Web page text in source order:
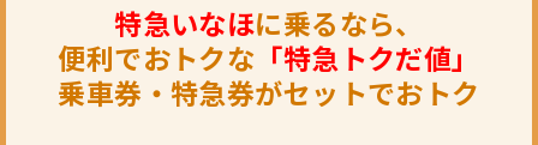
特急いなほに乗るなら、
便利でおトクな 「特急トクだ値」
乗車券・特急券がセットでおトク